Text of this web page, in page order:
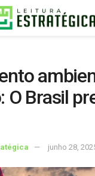
O Brasil
junho 28,